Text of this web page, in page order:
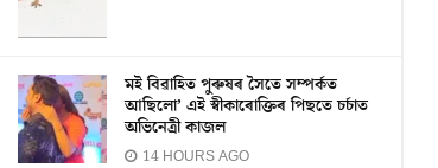
মই বিৱাহিত পুৰুষৰ সৈতে সম্পৰ্কত
আছিলো’ এই স্বীকাৰোক্তিৰ পিছতে চৰ্চাত
অভিনেত্ৰী কাজল
14 HOURS AGO